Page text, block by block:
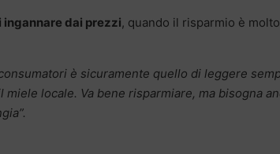
ingannare dai prezzi, quando il risparmio è
è sicuramente quello di leggere
miele locale. Va bene risparmiare, ma bisogna